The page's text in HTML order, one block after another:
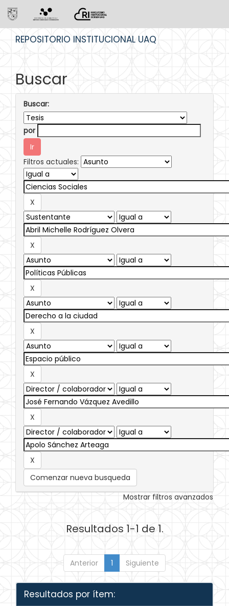
REPOSITORIO INSTITUCIONAL UAQ
Buscar
Buscar:
por
Filtros actuales:
Comenzar nueva busqueda
Mostrar filtros avanzados
Resultados 1-1 de 1.
Anterior 1 Siguiente
Resultados por ítem: